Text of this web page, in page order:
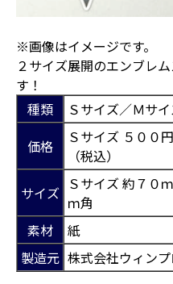
※画像はイメージです。
２サイズ展開のエンブレ
す！
種類
Ｓサイズ／Ｍサ
価格
Ｓサイズ ５００
（税込）
サイズ Ｓサイズ 約７０
ｍ角
素材
紙
製造元 株式会社ウィン